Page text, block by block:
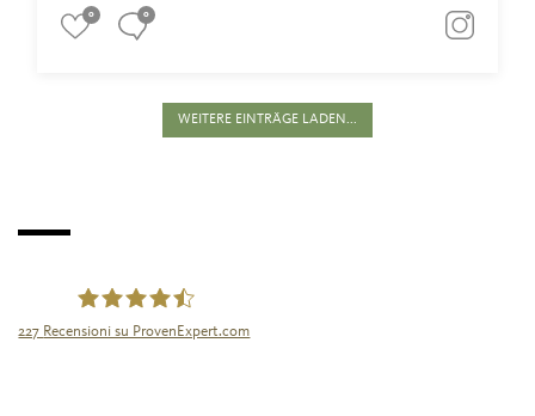
0 0
WEITERE EINTRÄGE LADEN...
227 Recensioni su ProvenExpert.com